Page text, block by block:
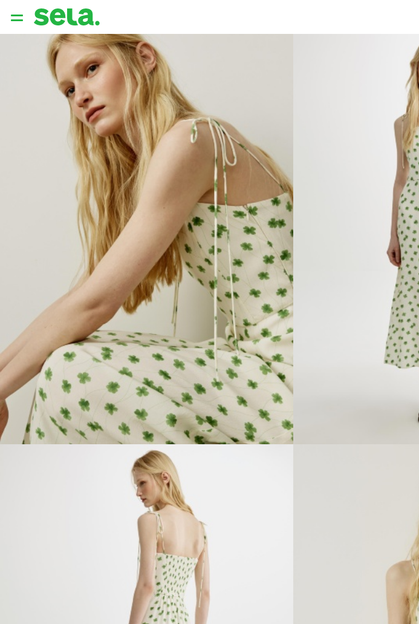
{{ QUERY }}
популярные запросы
ДевушкиМужчины ДетиДом
АРХИТЕКТУРА ОБРАЗА
THE ‘90S. OFFICE
АКСЕССУАРЫ
ПРИМЕРИТЬ ОНЛАЙН
SELA × ЧЕБУРАШКА
SELA.PREMIUM
БОЛЬШИЕ РАЗМЕРЫ
ДЕНИМ
НАТУРАЛЬНЫЕ ТКАНИ
СКОРО В ПРОДАЖЕ
РАСПРОДАЖА ДО -60%
ЛУКБУКИ
ПОДАРОЧНЫЕ СЕРТИФИКАТЫ
SELA × МАЛЕНЬКИЙ ПРИНЦновое